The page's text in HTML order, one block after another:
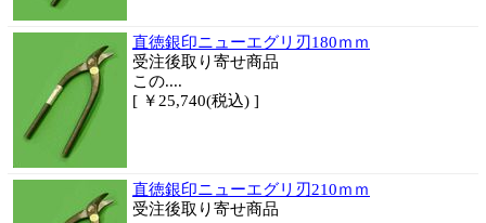
直徳銀印ニューエグリ刃180ｍｍ
受注後取り寄せ商品
この....
[ ￥25,740(税込) ]
直徳銀印ニューエグリ刃210ｍｍ
受注後取り寄せ商品